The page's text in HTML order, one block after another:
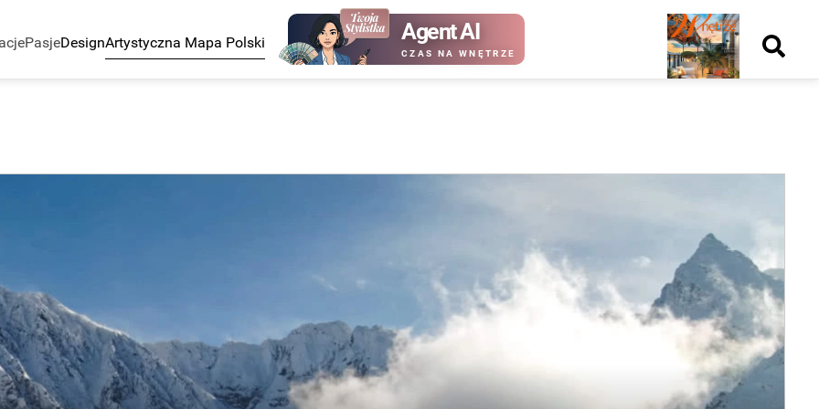
PasjeDesignArtystyczna Mapa Polski Agent AI
CZAS NA WNĘTRZE
Nowy
numer
Wydanie papieroweWydanie cyfrowe